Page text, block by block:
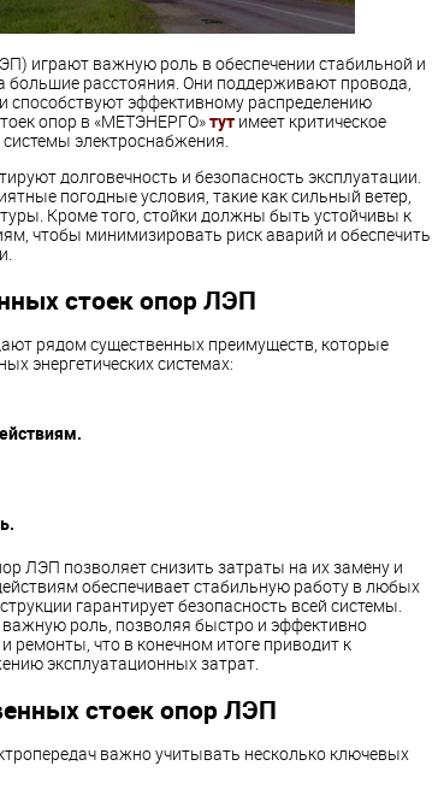
играют важную роль в обеспечении стабильной и
большие расстояния. Они поддерживают провода,
способствуют эффективному распределению
опор в «МЕТЭНЕРГО»тутимеет критическое
электроснабжения.
долговечность и безопасность эксплуатации.
погодные условия, такие как сильный ветер,
Кроме того, стойки должны быть устойчивы к
чтобы минимизировать риск аварий и обеспечить
стоек опор ЛЭП
рядом существенных преимуществ, которые
энергетических системах:
ЛЭП позволяет снизить затраты на их замену и
обеспечивает стабильную работу в любых
гарантирует безопасность всей системы.
роль, позволяя быстро и эффективно
ремонты, что в конечном итоге приводит к
эксплуатационных затрат.
стоек опор ЛЭП
важно учитывать несколько ключевых